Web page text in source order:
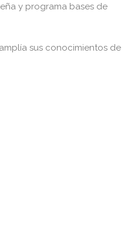
y programa bases de
sus conocimientos de